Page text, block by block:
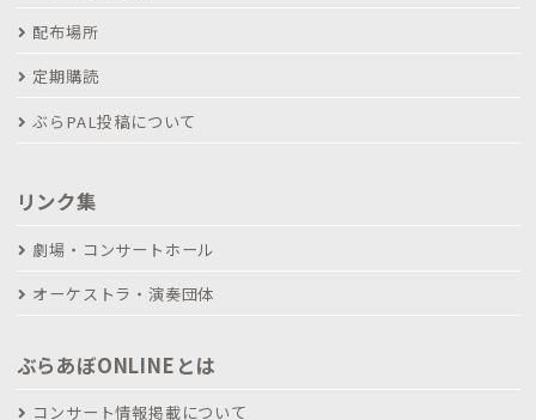
配布場所
定期購読
ぶらPAL投稿について
リンク集
劇場・コンサートホール
オーケストラ・演奏団体
ぶらあぼONLINEとは
コンサート情報掲載について